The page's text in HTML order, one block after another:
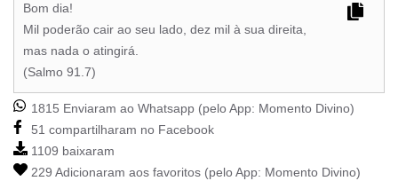
Bom dia!
Mil poderão cair ao seu lado, dez mil à sua direita,
mas nada o atingirá.
(Salmo 91.7)
1815 Enviaram ao Whatsapp (pelo App: Momento Divino)
51 compartilharam no Facebook
1109 baixaram
229 Adicionaram aos favoritos (pelo App: Momento Divino)